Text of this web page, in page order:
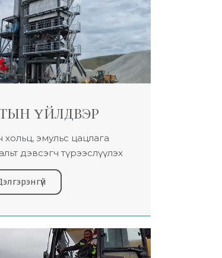
ҮЙЛДВЭР
хольц, эмульс цацлага
дэвсэгч түрээслүүлэх